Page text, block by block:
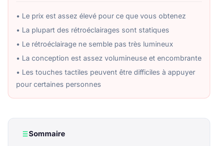
• Le prix est assez élevé pour ce que vous obtenez
• La plupart des rétroéclairages sont statiques
• Le rétroéclairage ne semble pas très lumineux
• La conception est assez volumineuse et encombrante
• Les touches tactiles peuvent être difficiles à appuyer
pour certaines personnes
Sommaire